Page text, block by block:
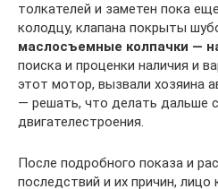
толкателей и заметен пока
колодцу, клапана покрыты
маслосъемные колпачки —
поиска и проценки наличия и
этот мотор, вызвали хозяина
— решать, что делать дальше
двигателестроения.
После подробного показа и
последствий и их причин,